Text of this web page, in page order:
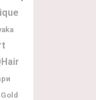
Space NK Advent
Gold